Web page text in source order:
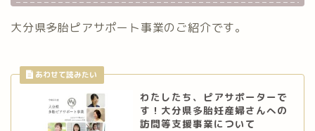
大分県多胎ピアサポート事業のご紹介です。
わたしたち、ピアサポーターで
す！大分県多胎妊産婦さんへの
訪問等支援事業について